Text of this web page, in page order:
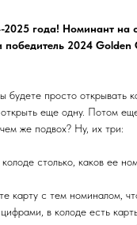
2025 года! Номинант
победитель 2024
будете просто открывать
еще одну. Потом
же подвох? Ну, их три:
столько, каков ее
карту с тем номиналом,
в колоде есть